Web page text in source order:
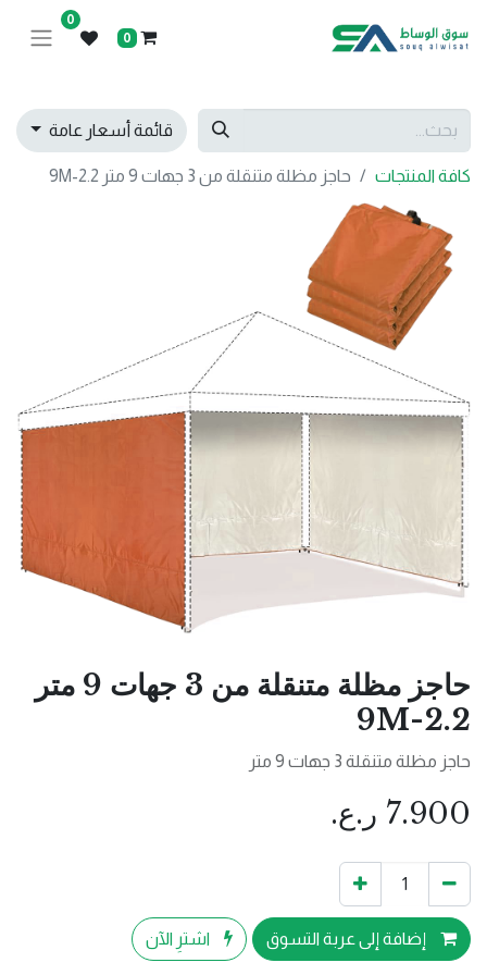
0
0
قائمة أسعار عامة
كافة المنتجات حاجز مظلة متنقلة من 3 جهات 9 متر 9M-2.2
حاجز مظلة متنقلة من 3 جهات 9 متر
9M-2.2
حاجز مظلة متنقلة 3 جهات 9 متر
7.900 ر.ع.
إضافة إلى عربة التسوق اشترِ الآن